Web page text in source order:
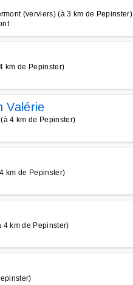
(verviers) (à 3 km de Pepinster)
km de Pepinster)
Valérie
4 km de Pepinster)
km de Pepinster)
4 km de Pepinster)